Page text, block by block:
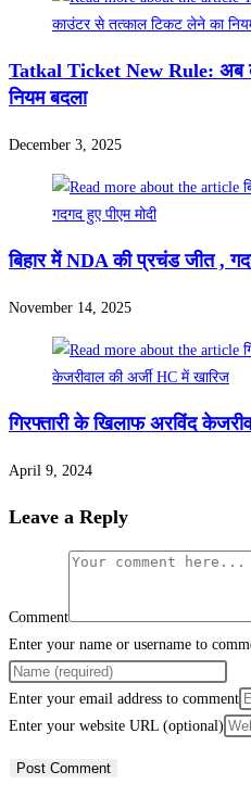
Tatkal Ticket New Rule: अब
नियम बदला
December 3, 2025
बिहार में NDA की प्रचंड जीत ,
November 14, 2025
गिरफ्तारी के खिलाफ अरविंद
April 9, 2024
Leave a Reply
Comment
Enter your name or username to
Enter your email address to comment
Enter your website URL (optional)